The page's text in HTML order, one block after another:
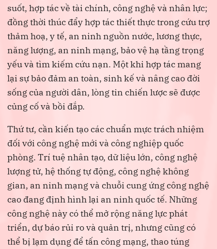
suốt, hợp tác về tài chính, công nghệ và nhân lực;
đồng thời thúc đẩy hợp tác thiết thực trong cứu trợ
thảm hoạ, y tế, an ninh nguồn nước, lương thực,
năng lượng, an ninh mạng, bảo vệ hạ tầng trọng
yếu và tìm kiếm cứu nạn. Một khi hợp tác mang
lại sự bảo đảm an toàn, sinh kế và nâng cao đời
sống của người dân, lòng tin chiến lược sẽ được
củng cố và bồi đắp.
Thứ tư, cần kiến tạo các chuẩn mực trách nhiệm
đối với công nghệ mới và công nghiệp quốc
phòng. Trí tuệ nhân tạo, dữ liệu lớn, công nghệ
lượng tử, hệ thống tự động, công nghệ không
gian, an ninh mạng và chuỗi cung ứng công nghệ
cao đang định hình lại an ninh quốc tế. Những
công nghệ này có thể mở rộng năng lực phát
triển, dự báo rủi ro và quản trị, nhưng cũng có
thể bị lạm dụng để tấn công mạng, thao túng